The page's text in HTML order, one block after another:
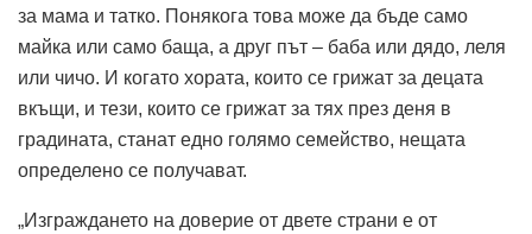
за мама и татко. Понякога това може да бъде само
майка или само баща, а друг път – баба или дядо, леля
или чичо. И когато хората, които се грижат за децата
вкъщи, и тези, които се грижат за тях през деня в
градината, станат едно голямо семейство, нещата
определено се получават.
„Изграждането на доверие от двете страни е от